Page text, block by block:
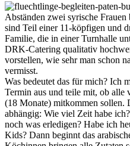
Abständen zwei syrische
sind Teil einer 11-köpfigen und
Familie, die in einer Turnhalle
DRK-Catering qualitativ
vorstellen, wie sehr man schon
vermisst.
Was bedeutet das für mich? Ich
Termin aus und teile mit, ob
(18 Monate) mitkommen sollen.
abhängig: Wie viel Zeit habe
noch was erledigen? Habe ich
Kids? Dann beginnt das